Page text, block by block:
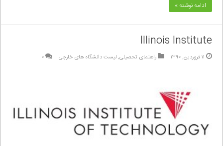
ادامه نوشته »
Illinois Institute
۱۱ فروردین, ۱۳۹۰ راهنمای تحصیلی,لیست دانشگاه های خارجی ۰